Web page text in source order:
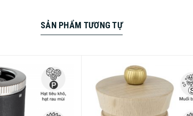
SẢN PHẨM TƯƠNG TỰ